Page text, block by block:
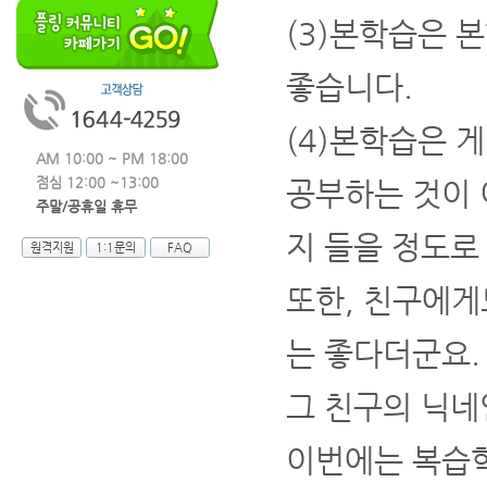
AM 10:00 ~ PM 18:00
점심 12:00 ~13:00
주말/공휴일 휴무
원격지원 1:1문의 FAQ
(3)본학습은
좋습니다.
(4)본학습은
공부하는 것이
지 들을 정도
또한, 친구에
는 좋다더군요.
그 친구의 닉
이번에는 복습